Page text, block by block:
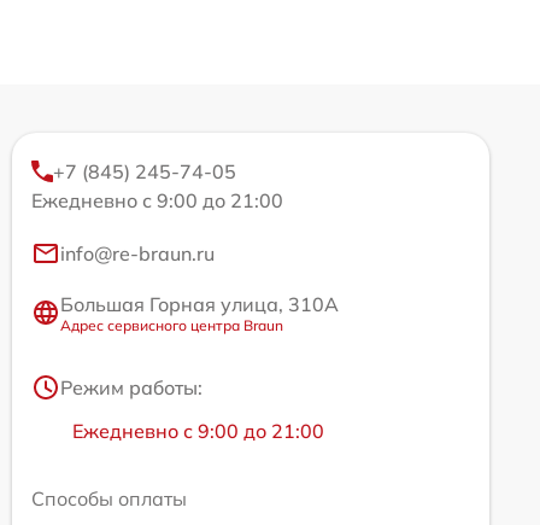
+7 (845) 245-74-05
Ежедневно с 9:00 до 21:00
info@re-braun.ru
Большая Горная улица, 310А
Адрес сервисного центра Braun
Режим работы:
Ежедневно с 9:00 до 21:00
Способы оплаты